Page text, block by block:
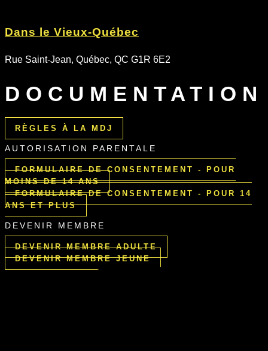
Dans le Vieux-Québec
Rue Saint-Jean, Québec, QC G1R 6E2
DOCUMENTATION
RÈGLES À LA MDJ
AUTORISATION PARENTALE
FORMULAIRE DE CONSENTEMENT - POUR
MOINS DE 14 ANS
FORMULAIRE DE CONSENTEMENT - POUR 14
ANS ET PLUS
DEVENIR MEMBRE
DEVENIR MEMBRE ADULTE
DEVENIR MEMBRE JEUNE